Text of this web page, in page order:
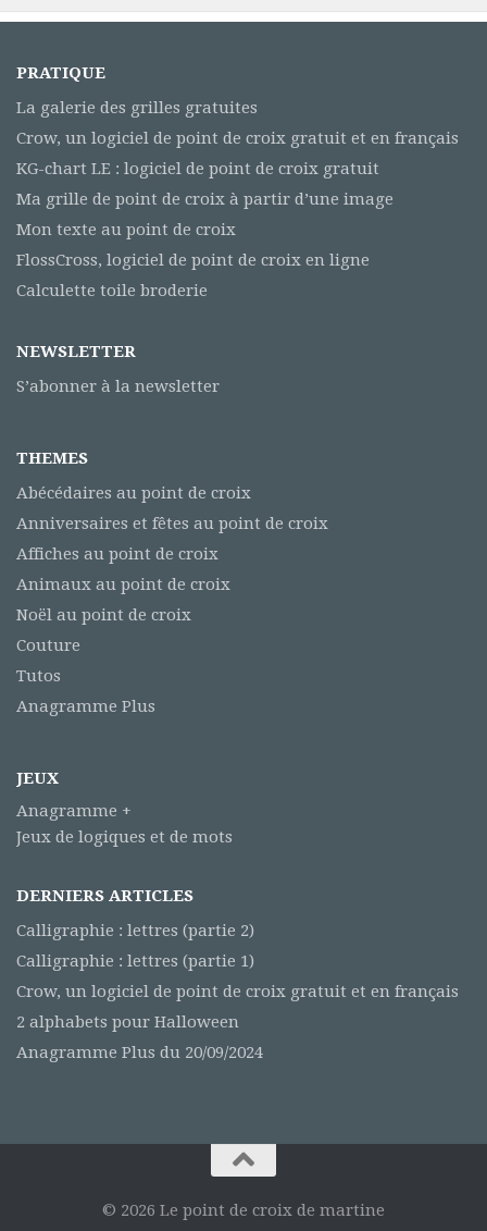
PRATIQUE
La galerie des grilles gratuites
Crow, un logiciel de point de croix gratuit et en français
KG-chart LE : logiciel de point de croix gratuit
Ma grille de point de croix à partir d’une image
Mon texte au point de croix
FlossCross, logiciel de point de croix en ligne
Calculette toile broderie
NEWSLETTER
S’abonner à la newsletter
THEMES
Abécédaires au point de croix
Anniversaires et fêtes au point de croix
Affiches au point de croix
Animaux au point de croix
Noël au point de croix
Couture
Tutos
Anagramme Plus
JEUX
Anagramme +
Jeux de logiques et de mots
DERNIERS ARTICLES
Calligraphie : lettres (partie 2)
Calligraphie : lettres (partie 1)
Crow, un logiciel de point de croix gratuit et en français
2 alphabets pour Halloween
Anagramme Plus du 20/09/2024
© 2026 Le point de croix de martine